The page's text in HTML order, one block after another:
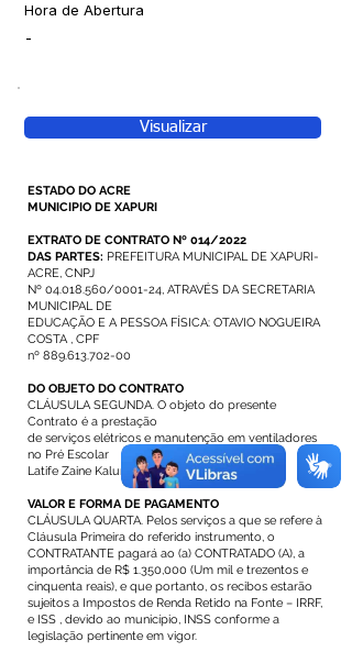
Hora de Abertura
-
Visualizar
ESTADO DO ACRE
MUNICIPIO DE XAPURI
EXTRATO DE CONTRATO Nº 014/2022
DAS PARTES: PREFEITURA MUNICIPAL DE XAPURI-
ACRE, CNPJ
Nº 04.018.560/0001-24, ATRAVÉS DA SECRETARIA
MUNICIPAL DE
EDUCAÇÃO E A PESSOA FÍSICA: OTAVIO NOGUEIRA
COSTA , CPF
nº 889.613.702-00
DO OBJETO DO CONTRATO
CLÁUSULA SEGUNDA. O objeto do presente
Contrato é a prestação
de serviços elétricos e manutenção em ventiladores
no Pré Escolar
Latife Zaine Kalume.
VALOR E FORMA DE PAGAMENTO
CLÁUSULA QUARTA. Pelos serviços a que se refere à
Cláusula Primeira do referido instrumento, o
CONTRATANTE pagará ao (a) CONTRATADO (A), a
importância de R$ 1.350,000 (Um mil e trezentos e
cinquenta reais), e que portanto, os recibos estarão
sujeitos a Impostos de Renda Retido na Fonte – IRRF,
e ISS , devido ao município, INSS conforme a
legislação pertinente em vigor.